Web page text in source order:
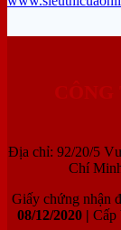
Địa chỉ: 92/20/5
Chí
Giấy chứng nhận
08/12/2020 |
Cấp